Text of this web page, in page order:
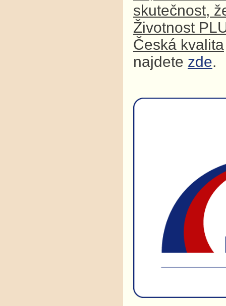
skutečnost,
Životnost
Česká kvalita
najdete zde.